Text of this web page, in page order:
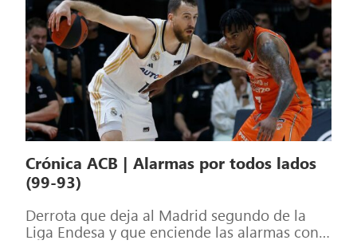
Crónica ACB | Alarmas por todos lados
(99-93)
Derrota que deja al Madrid segundo de la
Liga Endesa y que enciende las alarmas con